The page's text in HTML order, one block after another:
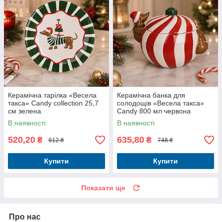
Керамічна тарілка «Весела
такса» Candy collection 25,7
см зелена
В наявності
520,20 ₴ 612 ₴
Купити
Керамічна банка для
солодощів «Весела такса»
Candy 800 мл червона
В наявності
635,80 ₴ 748 ₴
Купити
Показати ще
Про нас